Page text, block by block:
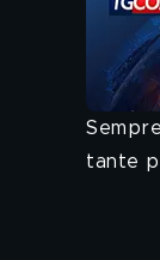
tante